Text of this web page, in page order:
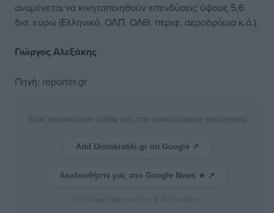
αναμένεται να κινητοποιηθούν επενδύσεις ύψους 5,6
δισ. ευρώ (Ελληνικό, ΟΛΠ, ΟΛΘ, περιφ. αεροδρόμια κ.ά.).
Γιώργος Αλεξάκης
Πηγή: reporter.gr
Δείτε περισσότερα άρθρα μας στα αποτελέσματα αναζήτησης
Add Dimokratiki.gr on Google ↗
Ακολουθήστε μας στο Google News ★ ↗